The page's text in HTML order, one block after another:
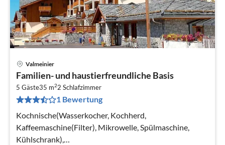
Valmeinier
Familien- und haustierfreundliche Basis
5 Gäste35 m22 Schlafzimmer
1 Bewertung
Kochnische(Wasserkocher, Kochherd,
Kaffeemaschine(Filter), Mikrowelle, Spülmaschine,
Kühlschrank),